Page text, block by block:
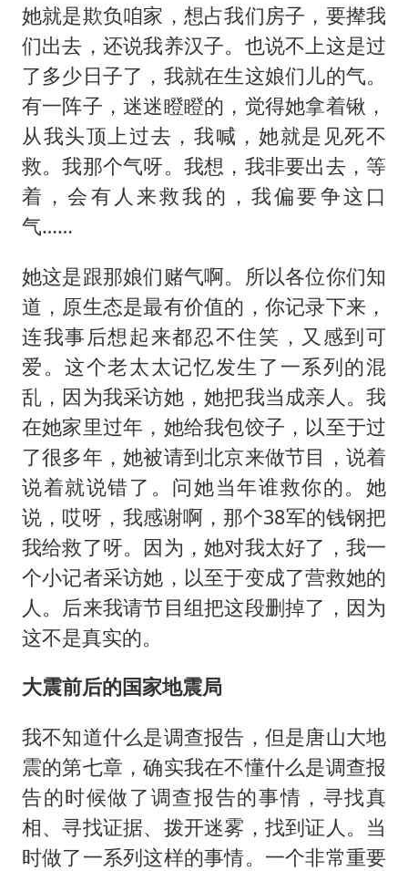
她就是欺负咱家，想占我们房子，要撵我
们出去，还说我养汉子。也说不上这是过
了多少日子了，我就在生这娘们儿的气。
有一阵子，迷迷瞪瞪的，觉得她拿着锹，
从我头顶上过去，我喊，她就是见死不
救。我那个气呀。我想，我非要出去，等
着，会有人来救我的，我偏要争这口
气……
她这是跟那娘们赌气啊。所以各位你们知
道，原生态是最有价值的，你记录下来，
连我事后想起来都忍不住笑，又感到可
爱。这个老太太记忆发生了一系列的混
乱，因为我采访她，她把我当成亲人。我
在她家里过年，她给我包饺子，以至于过
了很多年，她被请到北京来做节目，说着
说着就说错了。问她当年谁救你的。她
说，哎呀，我感谢啊，那个38军的钱钢把
我给救了呀。因为，她对我太好了，我一
个小记者采访她，以至于变成了营救她的
人。后来我请节目组把这段删掉了，因为
这不是真实的。
大震前后的国家地震局
我不知道什么是调查报告，但是唐山大地
震的第七章，确实我在不懂什么是调查报
告的时候做了调查报告的事情，寻找真
相、寻找证据、拨开迷雾，找到证人。当
时做了一系列这样的事情。一个非常重要